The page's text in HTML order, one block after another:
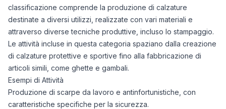
classificazione comprende la produzione di calzature
destinate a diversi utilizzi, realizzate con vari materiali e
attraverso diverse tecniche produttive, incluso lo stampaggio.
Le attività incluse in questa categoria spaziano dalla creazione
di calzature protettive e sportive fino alla fabbricazione di
articoli simili, come ghette e gambali.
Esempi di Attività
Produzione di scarpe da lavoro e antinfortunistiche, con
caratteristiche specifiche per la sicurezza.